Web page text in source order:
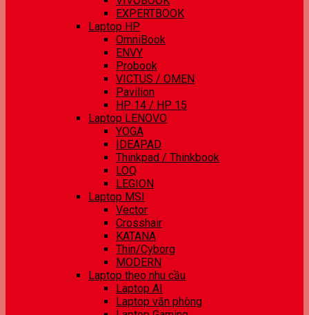
EXPERTBOOK
Laptop HP
OmniBook
ENVY
Probook
VICTUS / OMEN
Pavilion
HP 14 / HP 15
Laptop LENOVO
YOGA
IDEAPAD
Thinkpad / Thinkbook
LOQ
LEGION
Laptop MSI
Vector
Crosshair
KATANA
Thin/Cyborg
MODERN
Laptop theo nhu cầu
Laptop AI
Laptop văn phòng